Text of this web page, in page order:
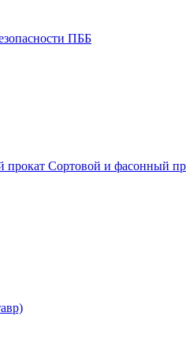
ПББ
Сортовой и фасонный